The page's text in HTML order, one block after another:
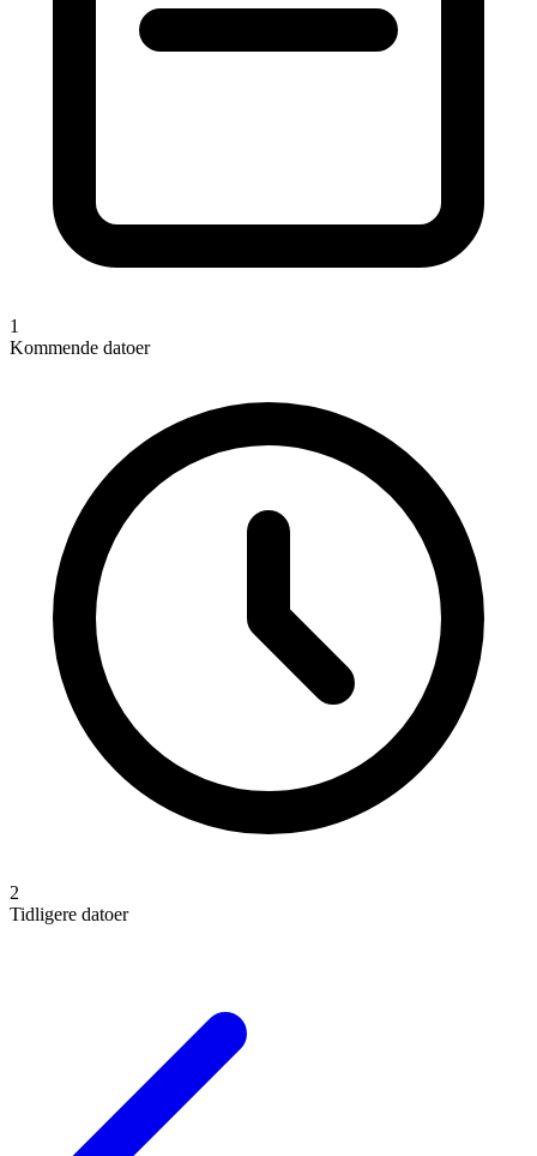
1
Kommende datoer
2
Tidligere datoer